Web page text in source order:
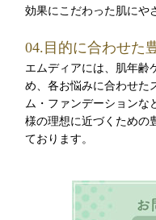
効果にこだわった肌にや
04.目的に合わせた
エムディアには、肌年齢
め、各お悩みに合わせた
ム・ファンデーションな
様の理想に近づくための
ております。